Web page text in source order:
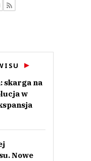
skarga na
w
Nowe